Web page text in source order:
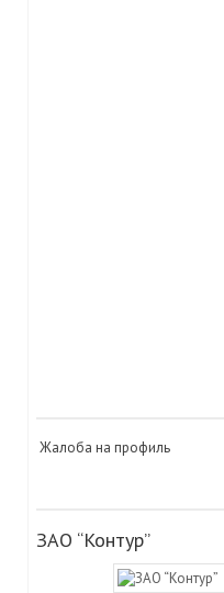
Жалоба на профиль
ЗАО “Контур”